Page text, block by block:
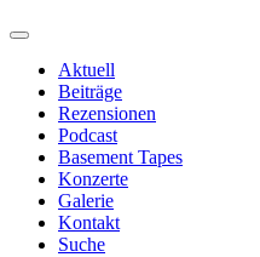
Aktuell
Beiträge
Rezensionen
Podcast
Basement Tapes
Konzerte
Galerie
Kontakt
Suche